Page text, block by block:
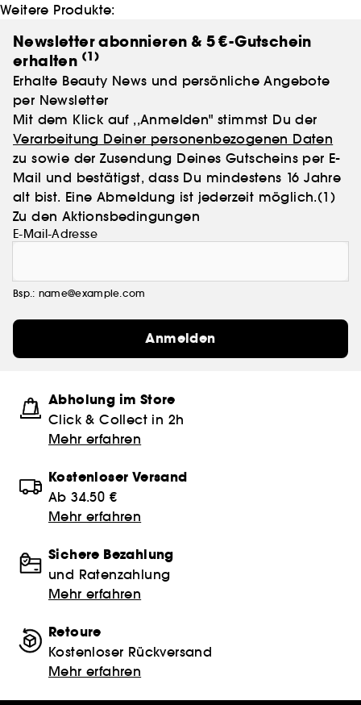
Weitere Produkte:
Newsletter abonnieren & 5 €-Gutschein
erhalten (1)
Erhalte Beauty News und persönliche Angebote
per Newsletter
Mit dem Klick auf ,,Anmelden" stimmst Du der
Verarbeitung Deiner personenbezogenen Daten
zu sowie der Zusendung Deines Gutscheins per E-
Mail und bestätigst, dass Du mindestens 16 Jahre
alt bist. Eine Abmeldung ist jederzeit möglich.(1)
Zu den Aktionsbedingungen
E-Mail-Adresse
Bsp.: name@example.com
Anmelden
Abholung im Store
Click & Collect in 2h
Mehr erfahren
Kostenloser Versand
Ab 34.50 €
Mehr erfahren
Sichere Bezahlung
und Ratenzahlung
Mehr erfahren
Retoure
Kostenloser Rückversand
Mehr erfahren